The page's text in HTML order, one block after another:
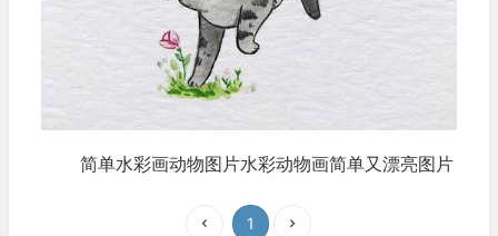
简单水彩画动物图片水彩动物画简单又漂亮图片
1